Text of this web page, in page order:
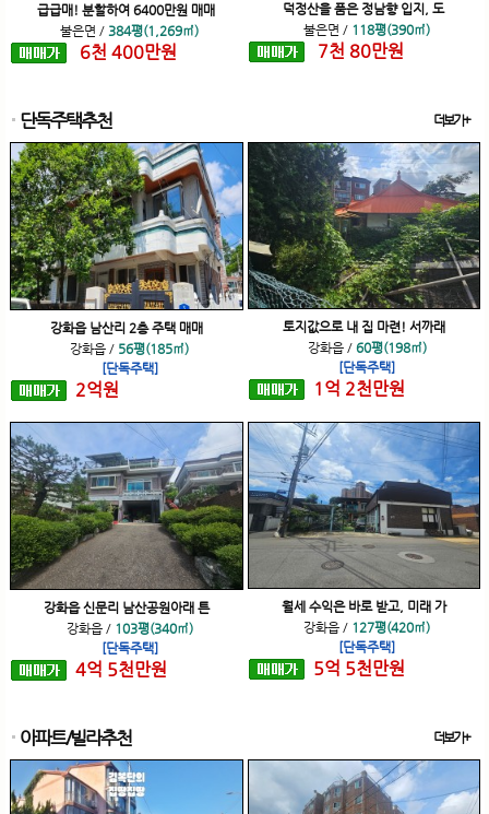
급급매! 분할하여 6400만원 매매
불은면 / 384평(1,269㎡)
6천 400만원
덕정산을 품은 정남향 입지, 도
불은면 / 118평(390㎡)
7천 80만원
단독주택추천 더보기+
강화읍 남산리 2층 주택 매매
강화읍 / 56평(185㎡)
[단독주택]
2억원
토지값으로 내 집 마련! 서까래
강화읍/ 60평(198㎡)
[단독주택]
1 억 2천만원
강화읍 신문리 남산공원아래 튼
강화읍/ 103평(340㎡)
[단독주택]
4억 5천만원
월세 수익은 바로 받고, 미래 가
강화읍 / 127평(420㎡)
[단독주택]
5억 5천만원
아파트/빌라추천 더보기+